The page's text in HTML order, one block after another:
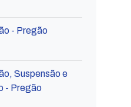
- Pregão
Suspensão e
- Pregão